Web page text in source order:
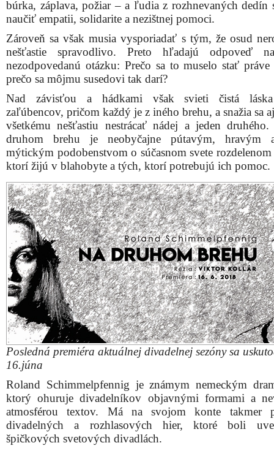
búrka, záplava, požiar – a ľudia z rozhnevaných dedín
naučiť empatii, solidarite a nezištnej pomoci.
Zároveň sa však musia vysporiadať s tým, že osud
nešťastie spravodlivo. Preto hľadajú odpoveď
nezodpovedanú otázku: Prečo sa to muselo stať
prečo sa môjmu susedovi tak darí?
Nad závisťou a hádkami však svieti čistá
zaľúbencov, pričom každý je z iného brehu, a snažia sa
všetkému nešťastiu nestrácať nádej a jeden
druhom brehu je neobyčajne pútavým, hravým
mýtickým podobenstvom o súčasnom svete
ktorí žijú v blahobyte a tých, ktorí potrebujú ich pomoc.
Posledná premiéra aktuálnej divadelnej sezóny sa
16.júna
Roland Schimmelpfennig je známym nemeckým
ktorý ohuruje divadelníkov objavnými formami a
atmosférou textov. Má na svojom konte takmer
divadelných a rozhlasových hier, ktoré boli
špičkových svetových divadlách.